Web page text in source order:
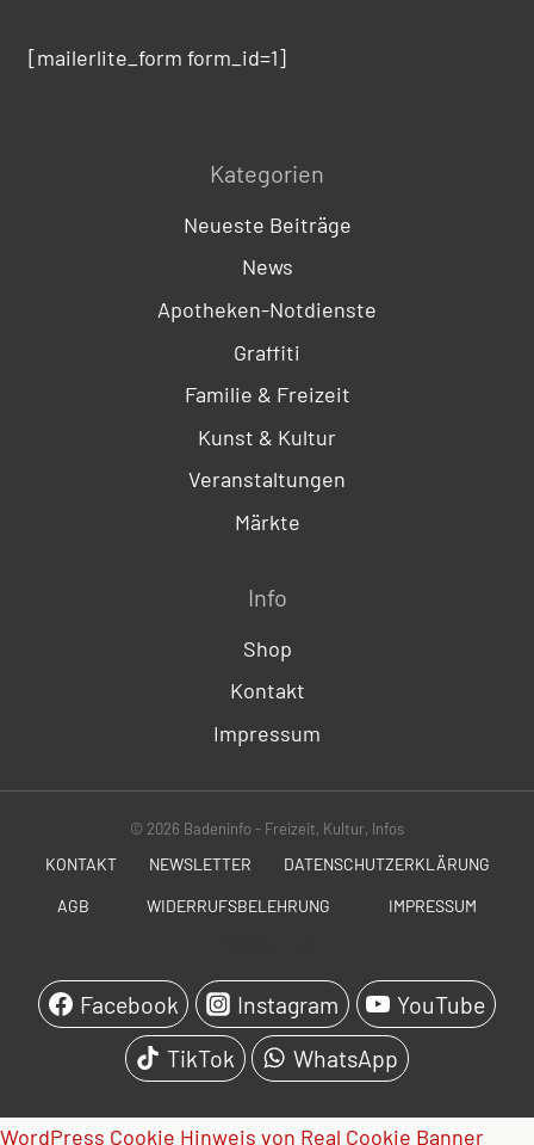
[mailerlite_form form_id=1]
Kategorien
Neueste Beiträge
News
Apotheken-Notdienste
Graffiti
Familie & Freizeit
Kunst & Kultur
Veranstaltungen
Märkte
Info
Shop
Kontakt
Impressum
© 2026 Badeninfo - Freizeit, Kultur, Infos
KONTAKT NEWSLETTER DATENSCHUTZERKLÄRUNG
AGB WIDERRUFSBELEHRUNG IMPRESSUM
Facebook Instagram
YouTube
TikTok
WhatsApp
WordPress Cookie Hinweis von Real Cookie Banner